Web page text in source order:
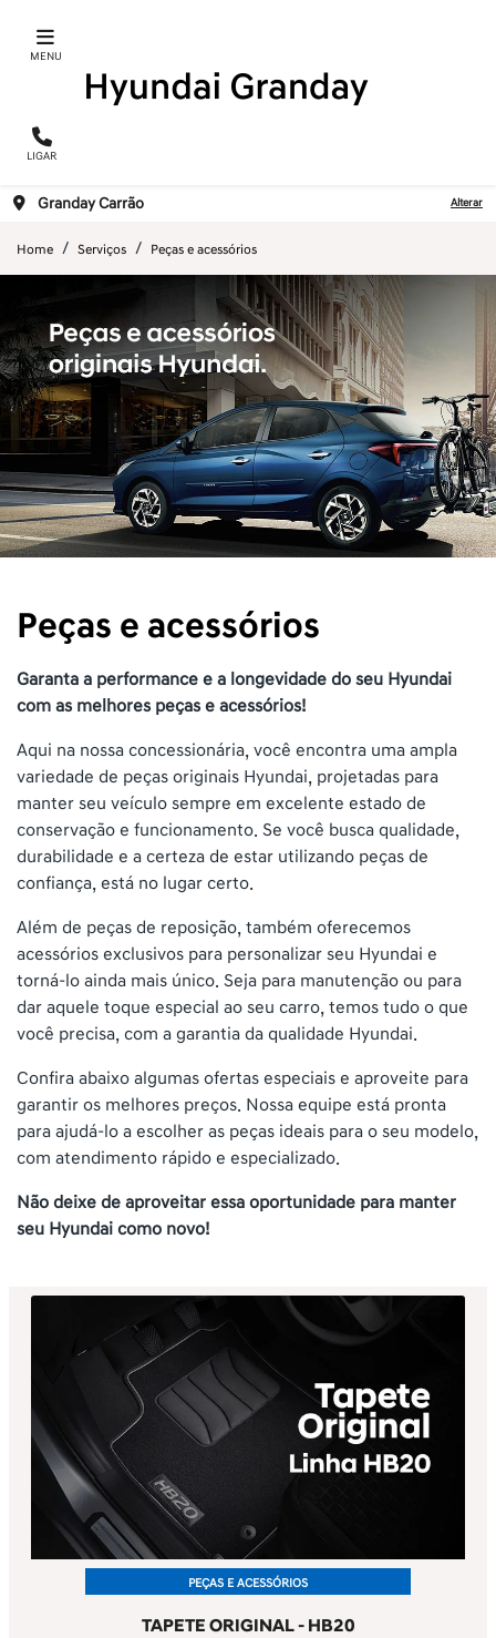
MENU
LIGAR
Granday Carrão Alterar
Home Serviços Peças e acessórios
Peças e acessórios
Garanta a performance e a longevidade do seu Hyundai
com as melhores peças e acessórios!
Aqui na nossa concessionária, você encontra uma ampla
variedade de peças originais Hyundai, projetadas para
manter seu veículo sempre em excelente estado de
conservação e funcionamento. Se você busca qualidade,
durabilidade e a certeza de estar utilizando peças de
confiança, está no lugar certo.
Além de peças de reposição, também oferecemos
acessórios exclusivos para personalizar seu Hyundai e
torná-lo ainda mais único. Seja para manutenção ou para
dar aquele toque especial ao seu carro, temos tudo o que
você precisa, com a garantia da qualidade Hyundai.
Confira abaixo algumas ofertas especiais e aproveite para
garantir os melhores preços. Nossa equipe está pronta
para ajudá-lo a escolher as peças ideais para o seu modelo,
com atendimento rápido e especializado.
Não deixe de aproveitar essa oportunidade para manter
seu Hyundai como novo!
TAPETE ORIGINAL - HB20
PEÇAS E ACESSÓRIOS